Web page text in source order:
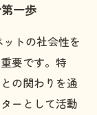
られる多
りの経験が
一歩
トの社会性を
要です。特
の関わりを通
ーとして活動